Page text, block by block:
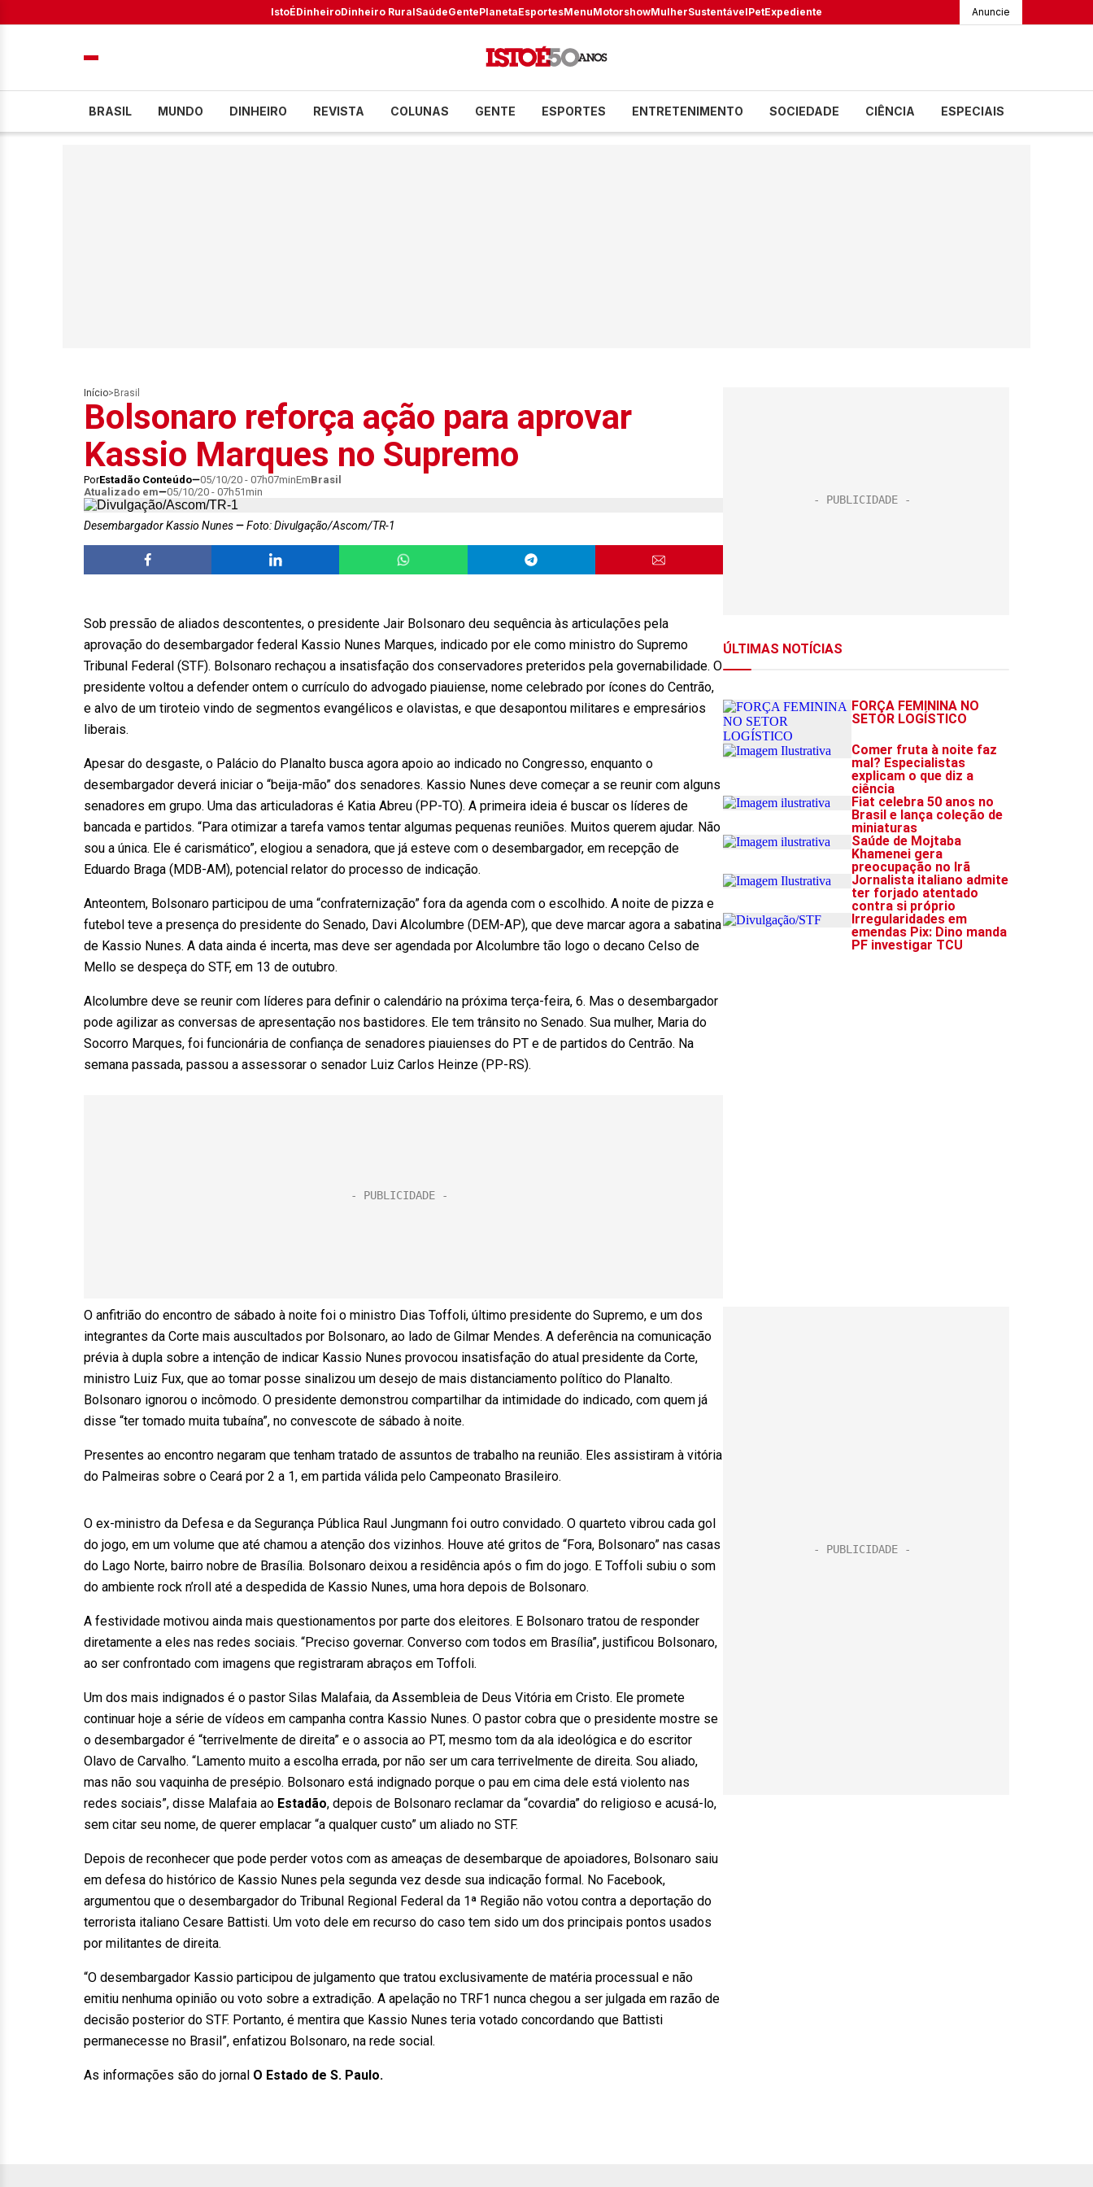
IstoÉDinheiroDinheiro RuralSaúdeGentePlanetaEsportesMenuMotorshowMulherSustentávelPetExpediente Anuncie
BRASIL MUNDO DINHEIRO REVISTA COLUNAS GENTE ESPORTES ENTRETENIMENTO SOCIEDADE CIÊNCIA ESPECIAIS
Início> Brasil
Bolsonaro reforça ação para aprovar
Kassio Marques no Supremo
PorEstadão Conteúdo 05/10/20 - 07h07minEmBrasil
Atualizado em
05/10/20 - 07h51min
Desembargador Kassio Nunes Foto: Divulgação/Ascom/TR-1
Sob pressão de aliados descontentes, o presidente Jair Bolsonaro deu sequência às articulações pela
aprovação do desembargador federal Kassio Nunes Marques, indicado por ele como ministro do Supremo
Tribunal Federal (STF). Bolsonaro rechaçou a insatisfação dos conservadores preteridos pela governabilidade. O
presidente voltou a defender ontem o currículo do advogado piauiense, nome celebrado por ícones do Centrão,
e alvo de um tiroteio vindo de segmentos evangélicos e olavistas, e que desapontou militares e empresários
liberais.
Apesar do desgaste, o Palácio do Planalto busca agora apoio ao indicado no Congresso, enquanto o
desembargador deverá iniciar o “beija-mão” dos senadores. Kassio Nunes deve começar a se reunir com alguns
senadores em grupo. Uma das articuladoras é Katia Abreu (PP-TO). A primeira ideia é buscar os líderes de
bancada e partidos. “Para otimizar a tarefa vamos tentar algumas pequenas reuniões. Muitos querem ajudar. Não
sou a única. Ele é carismático”, elogiou a senadora, que já esteve com o desembargador, em recepção de
Eduardo Braga (MDB-AM), potencial relator do processo de indicação.
Anteontem, Bolsonaro participou de uma “confraternização” fora da agenda com o escolhido. A noite de pizza e
futebol teve a presença do presidente do Senado, Davi Alcolumbre (DEM-AP), que deve marcar agora a sabatina
de Kassio Nunes. A data ainda é incerta, mas deve ser agendada por Alcolumbre tão logo o decano Celso de
Mello se despeça do STF, em 13 de outubro.
Alcolumbre deve se reunir com líderes para definir o calendário na próxima terça-feira, 6. Mas o desembargador
pode agilizar as conversas de apresentação nos bastidores. Ele tem trânsito no Senado. Sua mulher, Maria do
Socorro Marques, foi funcionária de confiança de senadores piauienses do PT e de partidos do Centrão. Na
semana passada, passou a assessorar o senador Luiz Carlos Heinze (PP-RS).
O anfitrião do encontro de sábado à noite foi o ministro Dias Toffoli, último presidente do Supremo, e um dos
integrantes da Corte mais auscultados por Bolsonaro, ao lado de Gilmar Mendes. A deferência na comunicação
prévia à dupla sobre a intenção de indicar Kassio Nunes provocou insatisfação do atual presidente da Corte,
ministro Luiz Fux, que ao tomar posse sinalizou um desejo de mais distanciamento político do Planalto.
Bolsonaro ignorou o incômodo. O presidente demonstrou compartilhar da intimidade do indicado, com quem já
disse “ter tomado muita tubaína”, no convescote de sábado à noite.
Presentes ao encontro negaram que tenham tratado de assuntos de trabalho na reunião. Eles assistiram à vitória
do Palmeiras sobre o Ceará por 2 a 1, em partida válida pelo Campeonato Brasileiro.
O ex-ministro da Defesa e da Segurança Pública Raul Jungmann foi outro convidado. O quarteto vibrou cada gol
do jogo, em um volume que até chamou a atenção dos vizinhos. Houve até gritos de “Fora, Bolsonaro” nas casas
do Lago Norte, bairro nobre de Brasília. Bolsonaro deixou a residência após o fim do jogo. E Toffoli subiu o som
do ambiente rock n’roll até a despedida de Kassio Nunes, uma hora depois de Bolsonaro.
A festividade motivou ainda mais questionamentos por parte dos eleitores. E Bolsonaro tratou de responder
diretamente a eles nas redes sociais. “Preciso governar. Converso com todos em Brasília”, justificou Bolsonaro,
ao ser confrontado com imagens que registraram abraços em Toffoli.
Um dos mais indignados é o pastor Silas Malafaia, da Assembleia de Deus Vitória em Cristo. Ele promete
continuar hoje a série de vídeos em campanha contra Kassio Nunes. O pastor cobra que o presidente mostre se
o desembargador é “terrivelmente de direita” e o associa ao PT, mesmo tom da ala ideológica e do escritor
Olavo de Carvalho. “Lamento muito a escolha errada, por não ser um cara terrivelmente de direita. Sou aliado,
mas não sou vaquinha de presépio. Bolsonaro está indignado porque o pau em cima dele está violento nas
redes sociais”, disse Malafaia ao Estadão, depois de Bolsonaro reclamar da “covardia” do religioso e acusá-lo,
sem citar seu nome, de querer emplacar “a qualquer custo” um aliado no STF.
Depois de reconhecer que pode perder votos com as ameaças de desembarque de apoiadores, Bolsonaro saiu
em defesa do histórico de Kassio Nunes pela segunda vez desde sua indicação formal. No Facebook,
argumentou que o desembargador do Tribunal Regional Federal da 1ª Região não votou contra a deportação do
terrorista italiano Cesare Battisti. Um voto dele em recurso do caso tem sido um dos principais pontos usados
por militantes de direita.
“O desembargador Kassio participou de julgamento que tratou exclusivamente de matéria processual e não
emitiu nenhuma opinião ou voto sobre a extradição. A apelação no TRF1 nunca chegou a ser julgada em razão de
decisão posterior do STF. Portanto, é mentira que Kassio Nunes teria votado concordando que Battisti
permanecesse no Brasil”, enfatizou Bolsonaro, na rede social.
As informações são do jornal O Estado de S. Paulo.